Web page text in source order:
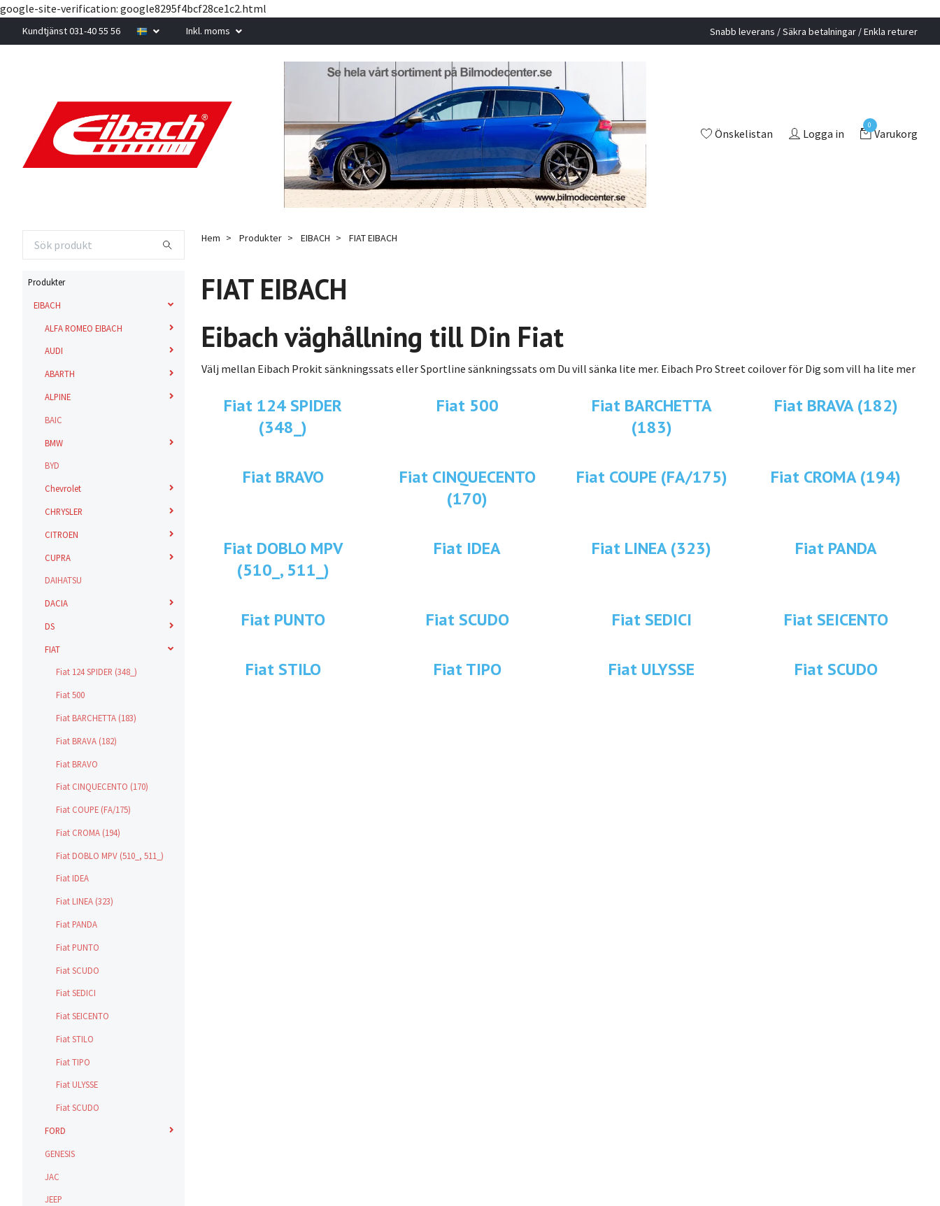
google-site-verification: google8295f4bcf28ce1c2.html
Kundtjänst 031-40 55 56 Inkl. moms Snabb leverans / Säkra betalningar / Enkla returer
Önskelistan Logga in
0
Varukorg
Produkter
EIBACH
ALFA ROMEO EIBACH
AUDI
ABARTH
ALPINE
BAIC
BMW
BYD
Chevrolet
CHRYSLER
CITROEN
CUPRA
DAIHATSU
DACIA
DS
FIAT
Fiat 124 SPIDER (348_)
Fiat 500
Fiat BARCHETTA (183)
Fiat BRAVA (182)
Fiat BRAVO
Fiat CINQUECENTO (170)
Fiat COUPE (FA/175)
Fiat CROMA (194)
Fiat DOBLO MPV (510_, 511_)
Fiat IDEA
Fiat LINEA (323)
Fiat PANDA
Fiat PUNTO
Fiat SCUDO
Fiat SEDICI
Fiat SEICENTO
Fiat STILO
Fiat TIPO
Fiat ULYSSE
Fiat SCUDO
FORD
GENESIS
JAC
JEEP
Hem Produkter EIBACH FIAT EIBACH
FIAT EIBACH
Eibach väghållning till Din Fiat
Välj mellan Eibach Prokit sänkningssats eller Sportline sänkningssats om Du vill sänka lite mer. Eibach Pro Street coilover för Dig som vill ha lite mer
Fiat 124 SPIDER
(348_)
Fiat 500
Fiat BARCHETTA
(183)
Fiat BRAVA (182)
Fiat BRAVO
Fiat CINQUECENTO
(170)
Fiat COUPE (FA/175) Fiat CROMA (194)
Fiat DOBLO MPV
(510_, 511_)
Fiat IDEA Fiat LINEA (323) Fiat PANDA
Fiat PUNTO Fiat SCUDO Fiat SEDICI Fiat SEICENTO
Fiat STILO Fiat TIPO Fiat ULYSSE Fiat SCUDO